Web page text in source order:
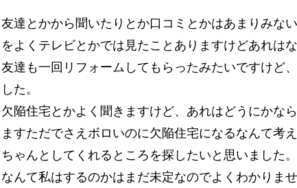
友達とかから聞いたりとか口コミとかはあまりみな
をよくテレビとかでは見たことありますけどあれは
友達も一回リフォームしてもらったみたいですけど
した。
欠陥住宅とかよく聞きますけど、あれはどうにかな
ますただでさえボロいのに欠陥住宅になるなんて考
ちゃんとしてくれるところを探したいと思いました。
なんて私はするのかはまだ未定なのでよくわかりませ